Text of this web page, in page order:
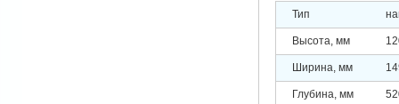
Тип
Высота, мм
Ширина, мм
Глубина, мм